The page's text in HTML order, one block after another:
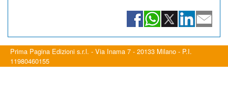
Prima Pagina Edizioni s.r.l. - Via Inama 7 - 20133 Milano - P.I.
11980460155